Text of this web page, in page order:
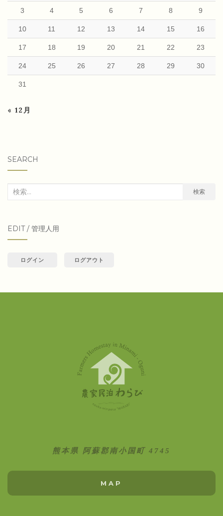
3 4 5 6 7 8 9
10 11 12 13 14 15 16
17 18 19 20 21 22 23
24 25 26 27 28 29 30
31
« 12月
SEARCH
検
象:
検索
EDIT / 管理人用
ログイン ログアウト
熊本県 阿蘇郡南小国町 4745
MAP